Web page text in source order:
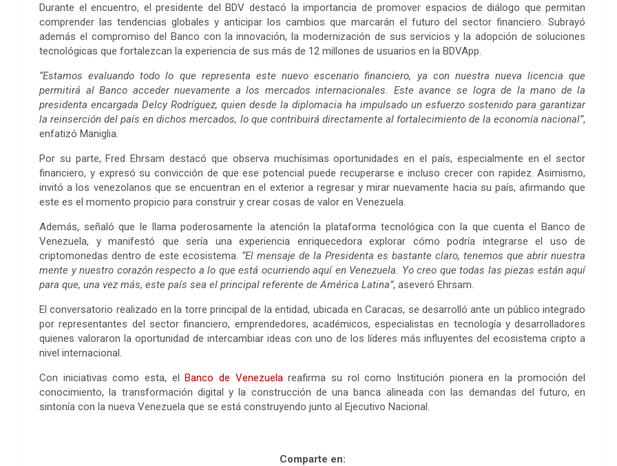
Durante el encuentro, el presidente del BDV destacó la importancia de promover espacios de diálogo que permitan
comprender las tendencias globales y anticipar los cambios que marcarán el futuro del sector financiero. Subrayó
además el compromiso del Banco con la innovación, la modernización de sus servicios y la adopción de soluciones
tecnológicas que fortalezcan la experiencia de sus más de 12 millones de usuarios en la BDVApp.
“Estamos evaluando todo lo que representa este nuevo escenario financiero, ya con nuestra nueva licencia que
permitirá al Banco acceder nuevamente a los mercados internacionales. Este avance se logra de la mano de la
presidenta encargada Delcy Rodríguez, quien desde la diplomacia ha impulsado un esfuerzo sostenido para garantizar
la reinserción del país en dichos mercados, lo que contribuirá directamente al fortalecimiento de la economía nacional”,
enfatizó Maniglia.
Por su parte, Fred Ehrsam destacó que observa muchísimas oportunidades en el país, especialmente en el sector
financiero, y expresó su convicción de que ese potencial puede recuperarse e incluso crecer con rapidez. Asimismo,
invitó a los venezolanos que se encuentran en el exterior a regresar y mirar nuevamente hacia su país, afirmando que
este es el momento propicio para construir y crear cosas de valor en Venezuela.
Además, señaló que le llama poderosamente la atención la plataforma tecnológica con la que cuenta el Banco de
Venezuela, y manifestó que sería una experiencia enriquecedora explorar cómo podría integrarse el uso de
criptomonedas dentro de este ecosistema. “El mensaje de la Presidenta es bastante claro, tenemos que abrir nuestra
mente y nuestro corazón respecto a lo que está ocurriendo aquí en Venezuela. Yo creo que todas las piezas están aquí
para que, una vez más, este país sea el principal referente de América Latina”, aseveró Ehrsam.
El conversatorio realizado en la torre principal de la entidad, ubicada en Caracas, se desarrolló ante un público integrado
por representantes del sector financiero, emprendedores, académicos, especialistas en tecnología y desarrolladores
quienes valoraron la oportunidad de intercambiar ideas con uno de los líderes más influyentes del ecosistema cripto a
nivel internacional.
Con iniciativas como esta, elBanco de Venezuelareafirma su rol como Institución pionera en la promoción del
conocimiento, la transformación digital y la construcción de una banca alineada con las demandas del futuro, en
sintonía con la nueva Venezuela que se está construyendo junto al Ejecutivo Nacional.
Comparte en: